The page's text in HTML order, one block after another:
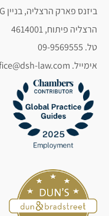
ביזנס פארק הרצליה, בניין G
הרצליה פיתוח, 4614001
טל. 09-9569555
אימייל. office@dsh-law.com